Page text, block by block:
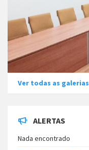
Ver todas as galerias
ALERTAS
Nada encontrado